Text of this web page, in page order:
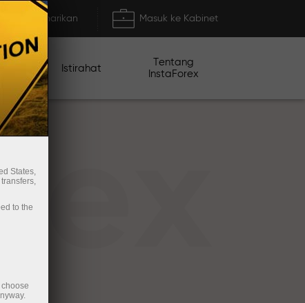
Deposit/Penarikan Masuk ke Kabinet
Istirahat
Tentang
InstaForex
States,
to the